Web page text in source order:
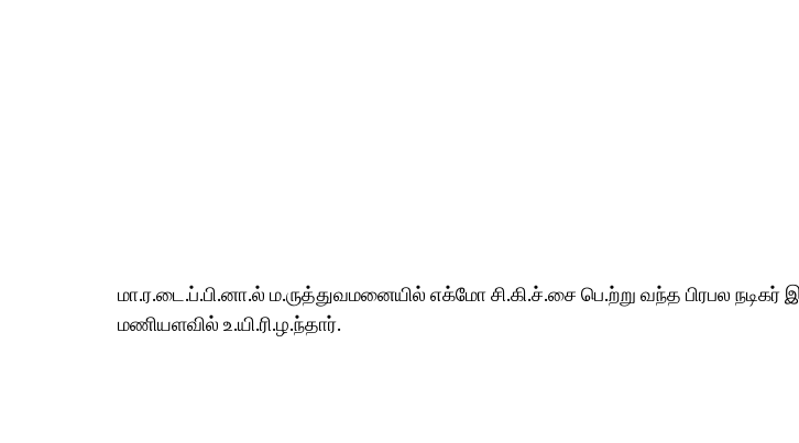
மா.ர.டை.ப்.பி.னா.ல் ம.ருத்துவமனையில் எக்மோ சி.கி.ச்.சை பெ.ற்று வந்த பிரபல நடிகர்
மணியளவில் உ.யி.ரி.ழ.ந்தார்.